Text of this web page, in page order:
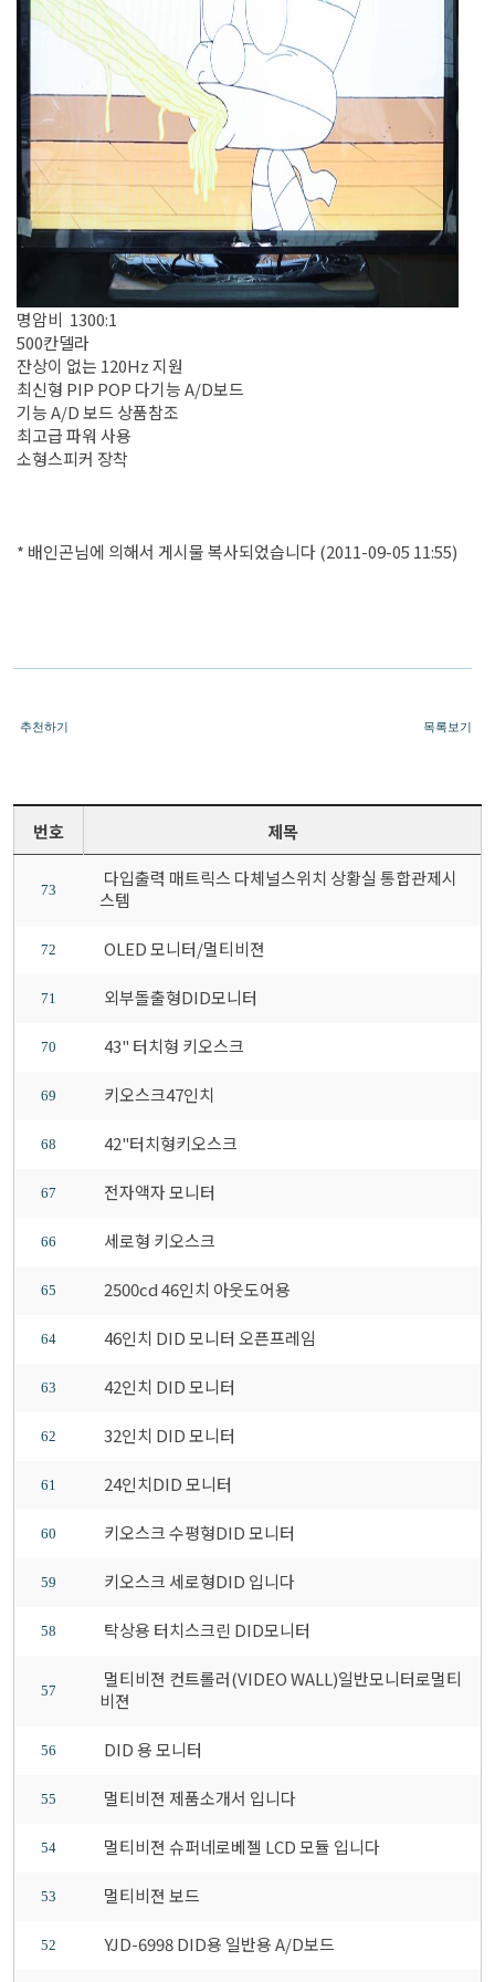
명암비 1300:1
500칸델라
잔상이 없는 120Hz 지원
최신형 PIP POP 다기능 A/D보드
기능 A/D 보드 상품참조
최고급 파워 사용
소형스피커 장착
* 배인곤님에 의해서 게시물 복사되었습니다 (2011-09-05 11:55)
추천하기 목록보기
번호 제목
73
다입출력 매트릭스 다체널스위치 상황실 통합관제시
스템
72 OLED 모니터/멀티비젼
71 외부돌출형DID모니터
70 43" 터치형 키오스크
69 키오스크47인치
68 42"터치형키오스크
67 전자액자 모니터
66 세로형 키오스크
65 2500cd 46인치 아웃도어용
64 46인치 DID 모니터 오픈프레임
63 42인치 DID 모니터
62 32인치 DID 모니터
61 24인치DID 모니터
60 키오스크 수평형DID 모니터
59 키오스크 세로형DID 입니다
58 탁상용 터치스크린 DID모니터
57
멀티비젼 컨트롤러(VIDEO WALL)일반모니터로멀티
비젼
56 DID 용 모니터
55 멀티비젼 제품소개서 입니다
54 멀티비젼 슈퍼네로베젤 LCD 모듈 입니다
53 멀티비젼 보드
52 YJD-6998 DID용 일반용 A/D보드